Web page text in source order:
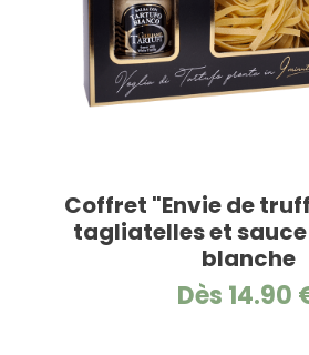
Coffret "Envie de
tagliatelles et
blanche
Dès 14.90